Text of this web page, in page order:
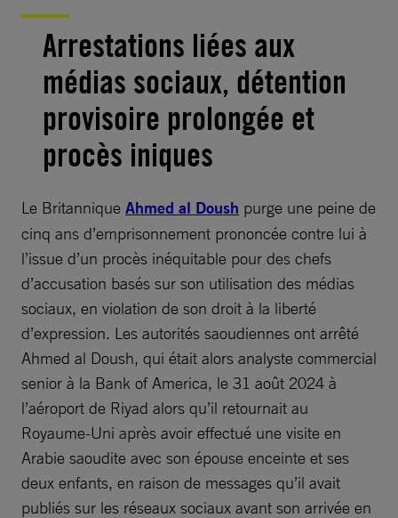
Arrestations liées aux
médias sociaux, détention
provisoire prolongée et
procès iniques
Le Britannique Ahmed al Doush purge une peine de
cinq ans d’emprisonnement prononcée contre lui à
l’issue d’un procès inéquitable pour des chefs
d’accusation basés sur son utilisation des médias
sociaux, en violation de son droit à la liberté
d’expression. Les autorités saoudiennes ont arrêté
Ahmed al Doush, qui était alors analyste commercial
senior à la Bank of America, le 31 août 2024 à
l’aéroport de Riyad alors qu’il retournait au
Royaume-Uni après avoir effectué une visite en
Arabie saoudite avec son épouse enceinte et ses
deux enfants, en raison de messages qu’il avait
publiés sur les réseaux sociaux avant son arrivée en